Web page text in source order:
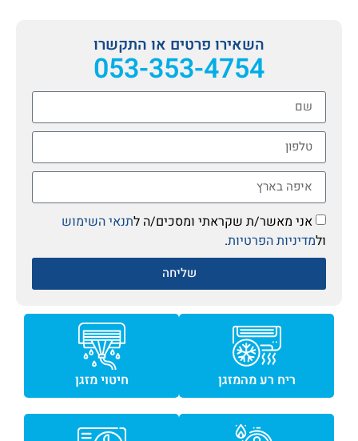
השאירו פרטים או התקשרו
053-353-4754
אני מאשר/ת שקראתי ומסכים/ה לתנאי השימוש
ולמדיניות הפרטיות.
שליחה
ריח רע מהמזגן חיטוי מזגן